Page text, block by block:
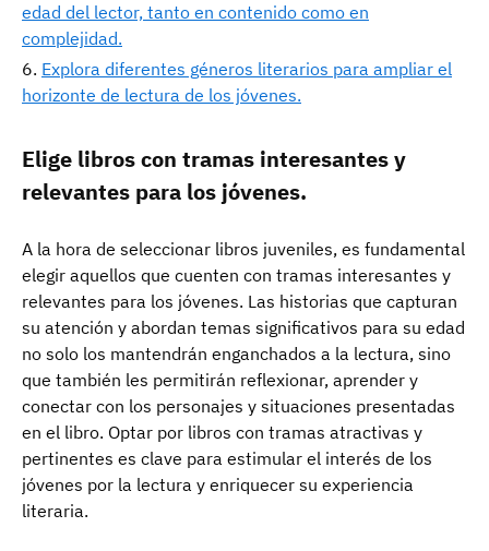
edad del lector, tanto en contenido como en
complejidad.
Explora diferentes géneros literarios para ampliar el
horizonte de lectura de los jóvenes.
Elige libros con tramas interesantes y
relevantes para los jóvenes.
A la hora de seleccionar libros juveniles, es fundamental
elegir aquellos que cuenten con tramas interesantes y
relevantes para los jóvenes. Las historias que capturan
su atención y abordan temas significativos para su edad
no solo los mantendrán enganchados a la lectura, sino
que también les permitirán reflexionar, aprender y
conectar con los personajes y situaciones presentadas
en el libro. Optar por libros con tramas atractivas y
pertinentes es clave para estimular el interés de los
jóvenes por la lectura y enriquecer su experiencia
literaria.